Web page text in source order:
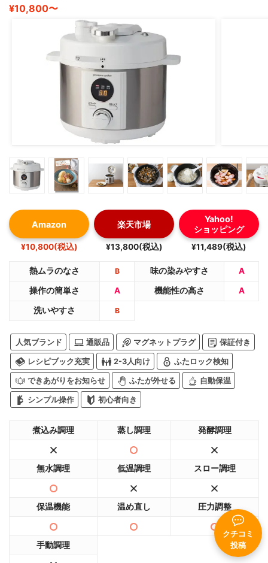
クチコミ
投稿
¥10,800〜
Amazon
¥10,800(税込)
楽天市場
¥13,800(税込)
Yahoo!
ショッピング
¥11,489(税込)
熱ムラのなさ B 味の染みやすさ A
操作の簡単さ A 機能性の高さ A
洗いやすさ B
人気ブランド 通販品 マグネットプラグ 保証付き
レシピブック充実 2-3人向け ふたロック検知
できあがりをお知らせ ふたが外せる 自動保温
シンプル操作 初心者向き
煮込み調理 蒸し調理 発酵調理
無水調理 低温調理 スロー調理
保温機能 温め直し 圧力調整
手動調理